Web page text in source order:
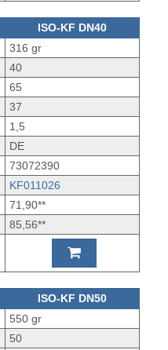
ISO-KF DN40
316 gr
40
65
37
1,5
DE
73072390
KF011026
71,90**
85,56**
ISO-KF DN50
550 gr
50